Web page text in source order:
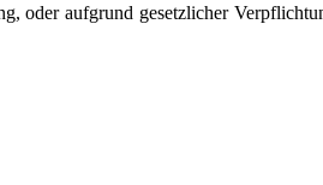
oder aufgrund gesetzlicher